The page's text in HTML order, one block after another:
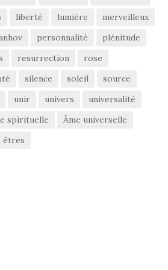
liberté lumière
merveilleux
personnalité
plénitude
resurrection
rose
silence soleil
source
unir univers
universalité
spirituelle
Âme universelle
êtres